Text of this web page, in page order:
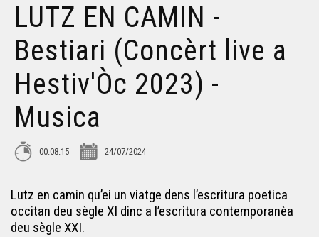
COCANHA - Suu camin de Sent Jacques (Concèrt live a
LUTZ EN CAMIN - Bestiari (Concèrt live a Hestiv'Òc
2023) - Musica
DILUVIENNE - Nosta Dama de Varètja (Concèrt live a
Hestiv'Òc 2023) - Musica
NEOMAK - XXI. Mendekua (Concèrt live a Hestiv'Òc
ITACA BAND - Com una bala (Concèrt live a Hestiv'Òc
2023) - Musica
LUTZ EN CAMIN -
Bestiari (Concèrt live a
Hestiv'Òc 2023) -
Musica
00:08:15 24/07/2024
Lutz en camin qu’ei un viatge dens l’escritura poetica
occitan deu sègle XI dinc a l’escritura contemporanèa
deu sègle XXI.